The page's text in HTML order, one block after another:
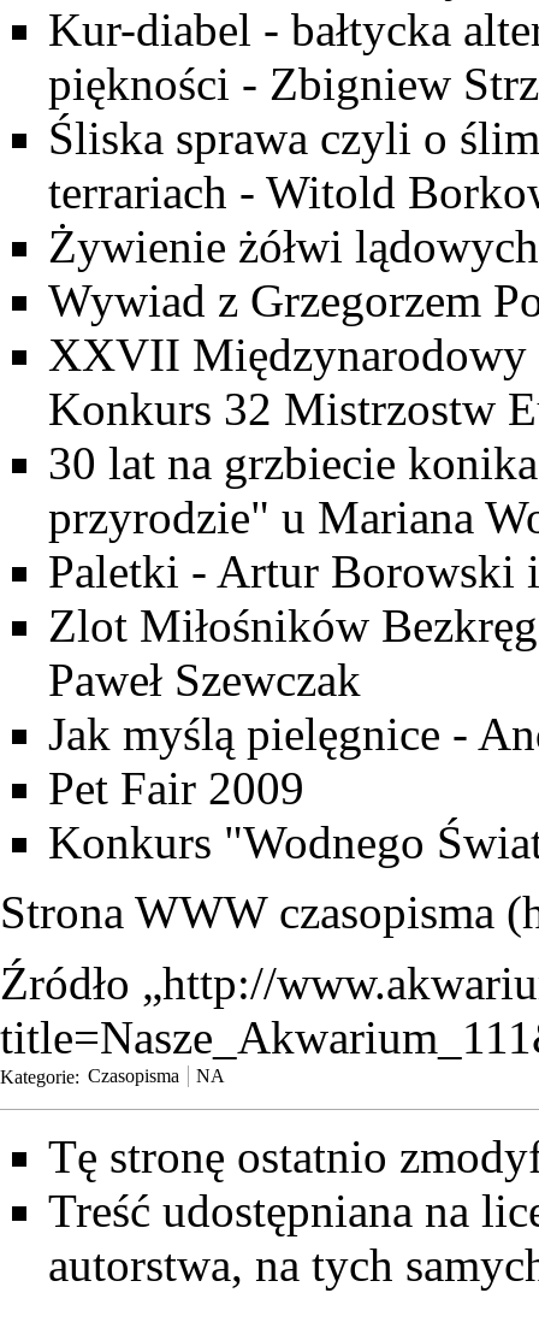
Kur-diabel - bałtycka
piękności - Zbigniew
Śliska sprawa czyli o
terrariach - Witold
Żywienie żółwi
Wywiad z Grzegorzem
XXVII Międzynarodowy
Konkurs 32 Mistrzostw
30 lat na grzbiecie
przyrodzie" u Mariana
Paletki - Artur Borowski
Zlot Miłośników
Paweł Szewczak
Jak myślą pielęgnice -
Pet Fair 2009
Konkurs "Wodnego
Strona WWW czasopisma
Źródło „http://
Kategorie: Czasopisma NA
Tę stronę ostatnio
Treść udostępniana na
autorstwa, na tych